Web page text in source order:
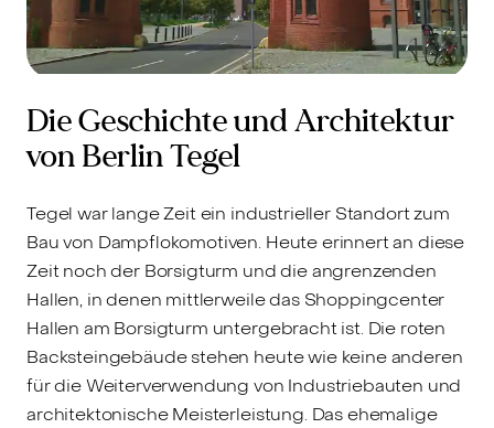
Die Geschichte und Architektur
von Berlin Tegel
Tegel war lange Zeit ein industrieller Standort zum
Bau von Dampflokomotiven. Heute erinnert an diese
Zeit noch der Borsigturm und die angrenzenden
Hallen, in denen mittlerweile das Shoppingcenter
Hallen am Borsigturm untergebracht ist. Die roten
Backsteingebäude stehen heute wie keine anderen
für die Weiterverwendung von Industriebauten und
architektonische Meisterleistung. Das ehemalige